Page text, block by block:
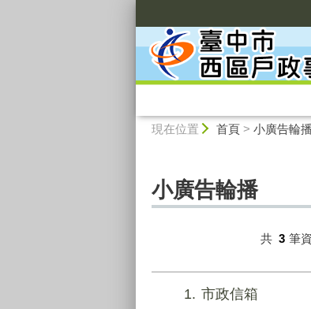
現在位置 首頁> 小廣告輪播
小廣告輪播
共 3 筆
1 市政信箱